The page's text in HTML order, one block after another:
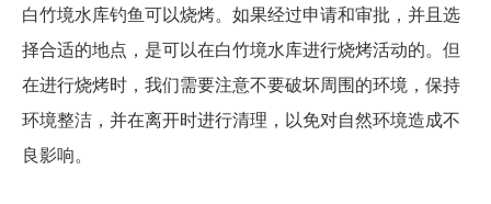
白竹境水库钓鱼可以烧烤。如果经过申请和审批，并且选
择合适的地点，是可以在白竹境水库进行烧烤活动的。但
在进行烧烤时，我们需要注意不要破坏周围的环境，保持
环境整洁，并在离开时进行清理，以免对自然环境造成不
良影响。